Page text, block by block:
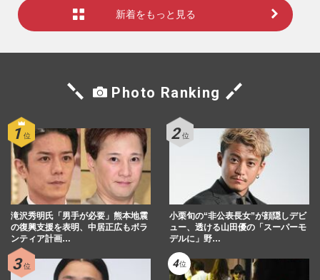
新着をもっと見る
Photo Ranking
滝沢秀明氏「男手が必要」熊本地震
の復興支援を表明、中居正広もボラ
ンティア計画…
小栗旬の“非公表長女”が顔隠しデビ
ュー、透ける山田優の「スーパーモ
デルに」野…